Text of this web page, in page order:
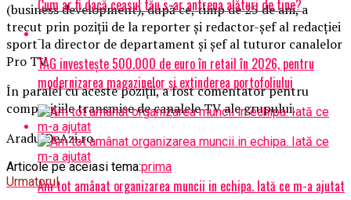
(business development), după ce, timp de 25 de ani, a
trecut prin poziții de la reporter și redactor-șef al redacției
sport la director de departament și șef al tuturor canalelor
Pro TV.
În paralel cu aceste poziții, a fost comentator pentru
competițiile transmise de canalele TV ale grupului.
AradulDeAzi.ro
Articole pe aceiasi tema:prima
Urmatorul
Cum ar fi dacă ceasul tău s-ar antrena alături de tine?
TAG investește 500.000 de euro în retail în 2026, pentru
modernizarea magazinelor și extinderea portofoliului
Am tot amânat organizarea muncii in echipa. Iată ce m-a ajutat